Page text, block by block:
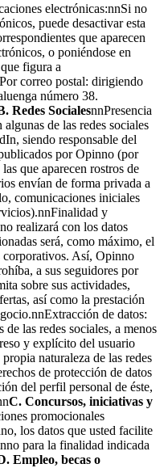
electrónicas:nnSi no
puede desactivar esta
que aparecen
o poniéndose en
figura a
correo postal: dirigiendo
número 38.
Redes SocialesnnPresencia
de las redes sociales
siendo responsable del
por Opinno (por
que aparecen rostros de
envían de forma privada a
comunicaciones iniciales
y
realizará con los datos
será, como máximo, el
corporativos. Así, Opinno
a sus seguidores por
sobre sus actividades,
así como la prestación
de datos:
las redes sociales, a menos
y explícito del usuario
naturaleza de las redes
de protección de datos
del perfil personal de éste,
C. Concursos, iniciativas y
promocionales
los datos que usted facilite
para la finalidad indicada
Empleo, becas o